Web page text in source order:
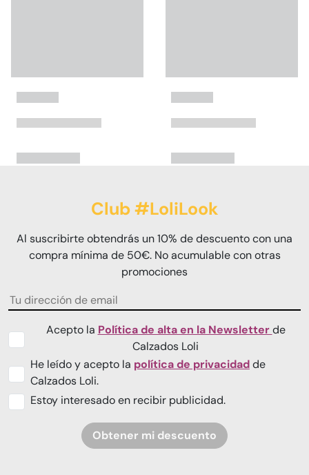
Club #LoliLook
Al suscribirte obtendrás un 10% de descuento con una
compra mínima de 50€. No acumulable con otras
promociones
Acepto la Política de alta en la Newsletterde
Calzados Loli
He leído y acepto la política de privacidadde
Calzados Loli.
Estoy interesado en recibir publicidad.
Obtener mi descuento